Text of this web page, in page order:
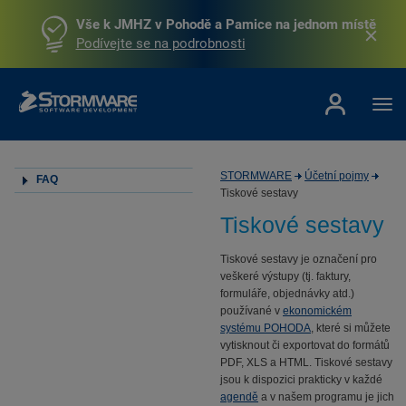
Vše k JMHZ v Pohodě a Pamice na jednom místě
Podívejte se na podrobnosti
FAQ STORMWARE
Účetní pojmy
Tiskové sestavy
Tiskové sestavy
Tiskové sestavy je označení pro
veškeré výstupy (tj. faktury,
formuláře, objednávky atd.)
používané v ekonomickém
systému POHODA, které si můžete
vytisknout či exportovat do formátů
PDF, XLS a HTML. Tiskové sestavy
jsou k dispozici prakticky v každé
agendě a v našem programu je jich